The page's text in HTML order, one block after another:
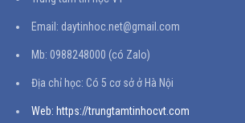
Email: daytinhoc.net@gmail.com
Mb: 0988248000 (có Zalo)
Địa chỉ học: Có 5 cơ sở ở Hà Nội
Web: https://trungtamtinhocvt.com